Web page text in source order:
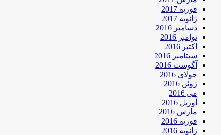
فوریه 2017
ژانویه 2017
دسامبر 2016
نوامبر 2016
اکتبر 2016
سپتامبر 2016
آگوست 2016
جولای 2016
ژوئن 2016
می 2016
آوریل 2016
مارس 2016
فوریه 2016
ژانویه 2016